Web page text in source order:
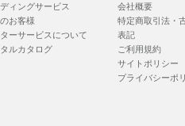
ィングサービス
お客様
ーサービスについて
ルカタログ
会社概要
特定商取引法・
表記
ご利用規約
サイトポリシー
プライバシーポ